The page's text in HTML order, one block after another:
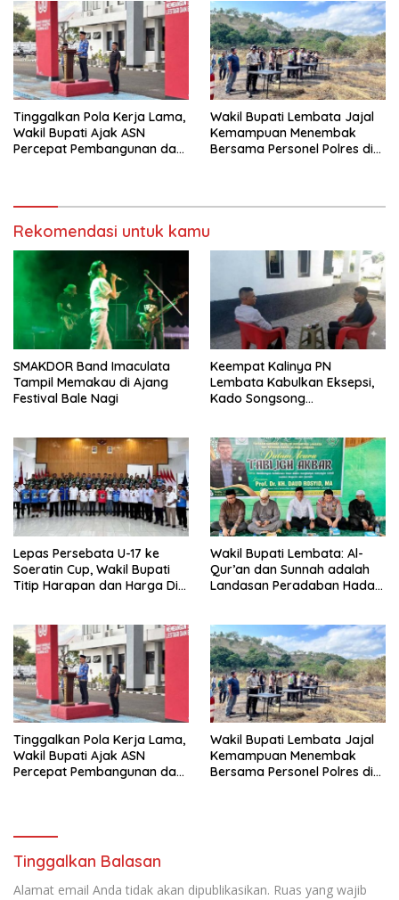
Tinggalkan Pola Kerja Lama,
Wakil Bupati Ajak ASN
Percepat Pembangunan dan
Wakil Bupati Lembata Jajal
Kemampuan Menembak
Bersama Personel Polres di
Rekomendasi untuk kamu
SMAKDOR Band Imaculata
Tampil Memakau di Ajang
Festival Bale Nagi
Keempat Kalinya PN
Lembata Kabulkan Eksepsi,
Kado Songsong
Lepas Persebata U-17 ke
Soeratin Cup, Wakil Bupati
Titip Harapan dan Harga Diri
Wakil Bupati Lembata: Al-
Qur’an dan Sunnah adalah
Landasan Peradaban Hadapi
Tinggalkan Pola Kerja Lama,
Wakil Bupati Ajak ASN
Percepat Pembangunan dan
Wakil Bupati Lembata Jajal
Kemampuan Menembak
Bersama Personel Polres di
Tinggalkan Balasan
Alamat email Anda tidak akan dipublikasikan. Ruas yang wajib